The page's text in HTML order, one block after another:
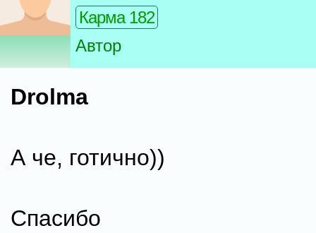
Карма 182
Автор
Drolma
А че, готично))
Спасибо